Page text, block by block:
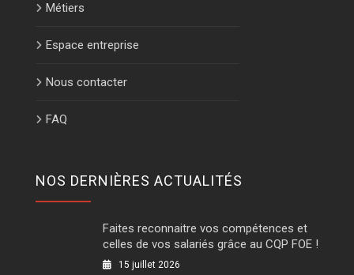
Métiers
Espace entreprise
Nous contacter
FAQ
NOS DERNIÈRES ACTUALITÉS
Faites reconnaitre vos compétences et
celles de vos salariés grâce au CQP FOE !
15 juillet 2026